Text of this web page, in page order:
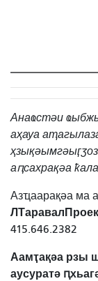
Анаҩстәи
аҳауа
аԥсахрақәа
Азҵаарақәа ма
415.646.2382
Аамҭақәа рзы
аусуратә